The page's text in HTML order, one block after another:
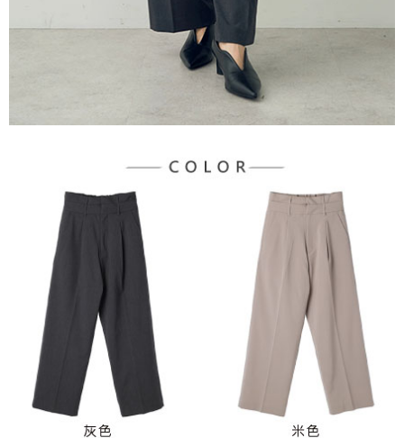
２．關於個人資料處理事宜，請瀏覽以下網址：
https://aftee.tw/terms/#terms3
３．未成年的使用者請事先徵得法定代理人或監護人之同意方可使用
「AFTEE先享後付」，若未經同意申辦者引起之損失，本公司不負相關責
４．使用「AFTEE先享後付」時，將依據個別帳號之用戶狀況，依本公司即
時審查核予不同之上限額度；若仍有額度不足之情形，本公司將視審查結果
請求用戶進行身份認證。
每筆NT$60，滿NT$1,500(含以上)免運費
每筆NT$90，滿NT$1,500(含以上)免運費